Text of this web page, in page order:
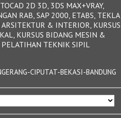
2D 3D, 3DS MAX+VRAY,
RAB, SAP 2000, ETABS, TEKLA
& INTERIOR, KURSUS
KURSUS BIDANG MESIN &
PELATIHAN TEKNIK SIPIL
CIPUTAT-BEKASI-BANDUNG